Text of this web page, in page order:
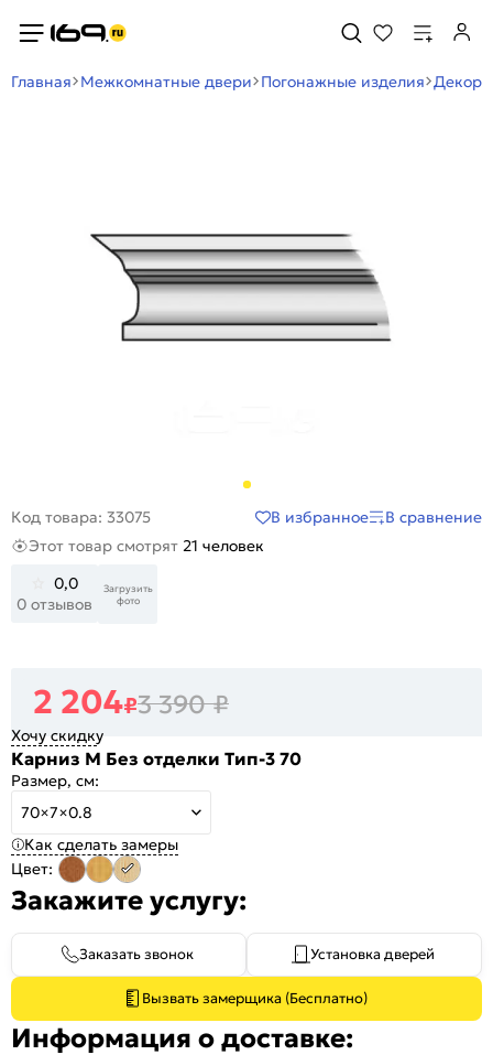
Главная Межкомнатные двери Погонажные изделия Декор
Код товара: 33075 В избранное
В сравнение
Этот товар смотрят 21 человек
0,0
0 отзывов
Загрузить
фото
2 204₽3 390₽
Хочу скидку
Карниз М Без отделки Тип-3 70
Размер, см:
70×7×0.8
Как сделать замеры
Цвет:
Закажите услугу:
Заказать звонок Установка дверей
Вызвать замерщика (Бесплатно)
Информация о доставке: